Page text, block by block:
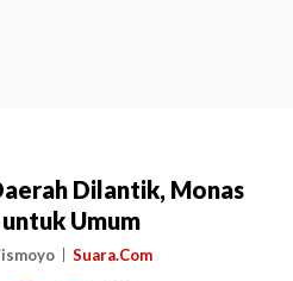
Dilantik, Monas
Umum
Suara.Com